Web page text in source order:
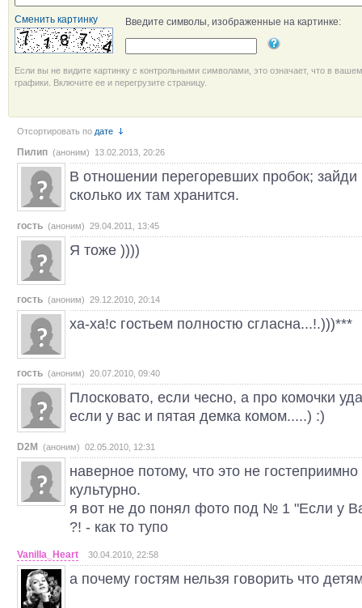
Сменить картинку Введите символы, изображенные на картинке:
Если вы не видите картинку с контрольными символами, это означает, что в
графики. Включите ее и перегрузите страницу.
Отсортировать по дате
Пилип (аноним) 13.02.2013, 20:26
В отношении перегоревших пробок; зайди
сколько их там хранится.
гость (аноним) 29.04.2011, 13:45
Я тоже ))))
гость (аноним) 29.12.2010, 20:14
ха-ха!с гостьем полностю сгласна...!.)))***
гость (аноним) 20.07.2010, 09:40
Плосковато, если чесно, а про комочки
если у вас и пятая демка комом.....) :)
D2M (аноним) 02.05.2010, 12:31
наверное потому, что это не
культурно.
я вот не до понял фото под № 1 "Если у
?! - как то тупо
Vanilla_Heart 30.04.2010, 22:58
а почему гостям нельзя говорить что